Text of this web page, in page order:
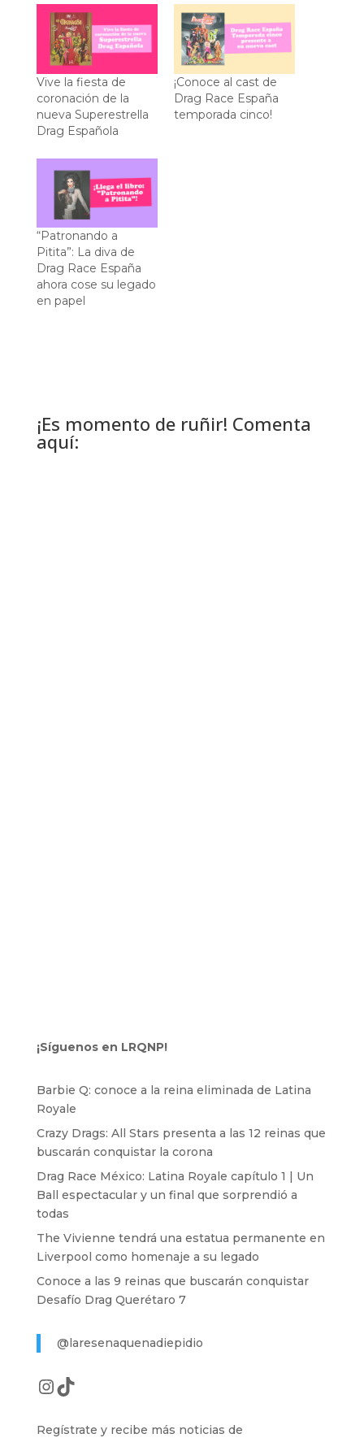
Vive la fiesta de
coronación de la
nueva Superestrella
Drag Española
¡Conoce al cast de
Drag Race España
temporada cinco!
“Patronando a
Pitita”: La diva de
Drag Race España
ahora cose su legado
en papel
¡Es momento de ruñir! Comenta
aquí:
¡Síguenos en LRQNP!
Barbie Q: conoce a la reina eliminada de Latina
Royale
Crazy Drags: All Stars presenta a las 12 reinas que
buscarán conquistar la corona
Drag Race México: Latina Royale capítulo 1 | Un
Ball espectacular y un final que sorprendió a
todas
The Vivienne tendrá una estatua permanente en
Liverpool como homenaje a su legado
Conoce a las 9 reinas que buscarán conquistar
Desafío Drag Querétaro 7
@laresenaquenadiepidio
Instagram
TikTok
Regístrate y recibe más noticias de